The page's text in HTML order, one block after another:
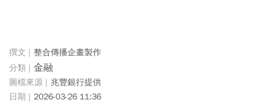
整合傳播企畫製作
金融
兆豐銀行提供
2026-03-26 11:36